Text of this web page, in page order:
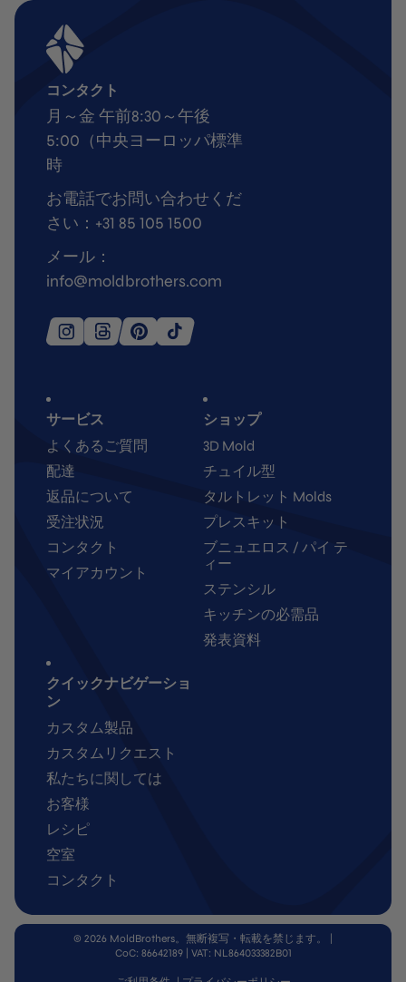
サービス
よくあるご質問
配達
返品について
受注状況
コンタクト
マイアカウント
ショップ
3D Mold
チュイル型
タルトレット Molds
プレスキット
ブニュエロス / パイ テ
ィー
ステンシル
キッチンの必需品
発表資料
クイックナビゲーショ
ン
カスタム製品
カスタムリクエスト
私たちに関しては
お客様
レシピ
空室
コンタクト
コンタクト
月～金 午前8:30～午後
5:00（中央ヨーロッパ標準
時
お電話でお問い合わせくだ
さい：+31 85 105 1500
メール：
info@moldbrothers.com
© 2026 MoldBrothers。無断複写・転載を禁じます。
CoC: 86642189 | VAT: NL864033382B01